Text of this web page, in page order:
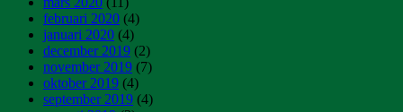
februari 2020 (4)
januari 2020 (4)
december 2019 (2)
november 2019 (7)
oktober 2019 (4)
september 2019 (4)